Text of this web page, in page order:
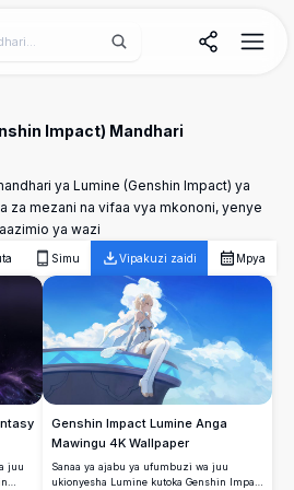
Impact) Mandhari
ya Lumine (Genshin Impact) ya
za mezani na vifaa vya mkononi, yenye
ya wazi
Simu Vipakuzi zaidi Mpya
juu
Genshin Impact Lumine Anga
Mawingu 4K Wallpaper
Sanaa ya ajabu ya ufumbuzi wa juu
ukionyesha Lumine kutoka Genshin Impact